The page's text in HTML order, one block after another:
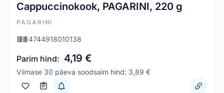
Cappuccinokook, PAGARINI, 220 g
PAGARINI
4744918010138
Parim hind: 4,19 €
Viimase 30 päeva soodsaim hind: 3,89 €